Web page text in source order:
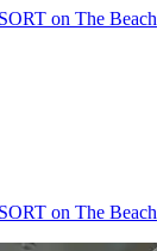
on The Beach
on The Beach